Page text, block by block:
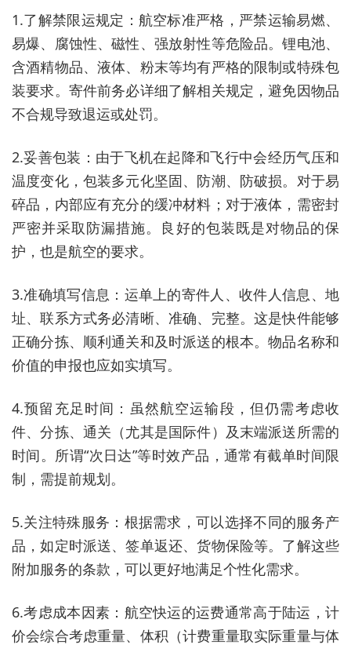
1.了解禁限运规定：航空标准严格，严禁运输易燃、
易爆、腐蚀性、磁性、强放射性等危险品。锂电池、
含酒精物品、液体、粉末等均有严格的限制或特殊包
装要求。寄件前务必详细了解相关规定，避免因物品
不合规导致退运或处罚。
2.妥善包装：由于飞机在起降和飞行中会经历气压和
温度变化，包装多元化坚固、防潮、防破损。对于易
碎品，内部应有充分的缓冲材料；对于液体，需密封
严密并采取防漏措施。良好的包装既是对物品的保
护，也是航空的要求。
3.准确填写信息：运单上的寄件人、收件人信息、地
址、联系方式务必清晰、准确、完整。这是快件能够
正确分拣、顺利通关和及时派送的根本。物品名称和
价值的申报也应如实填写。
4.预留充足时间：虽然航空运输段，但仍需考虑收
件、分拣、通关（尤其是国际件）及末端派送所需的
时间。所谓“次日达”等时效产品，通常有截单时间限
制，需提前规划。
5.关注特殊服务：根据需求，可以选择不同的服务产
品，如定时派送、签单返还、货物保险等。了解这些
附加服务的条款，可以更好地满足个性化需求。
6.考虑成本因素：航空快运的运费通常高于陆运，计
价会综合考虑重量、体积（计费重量取实际重量与体